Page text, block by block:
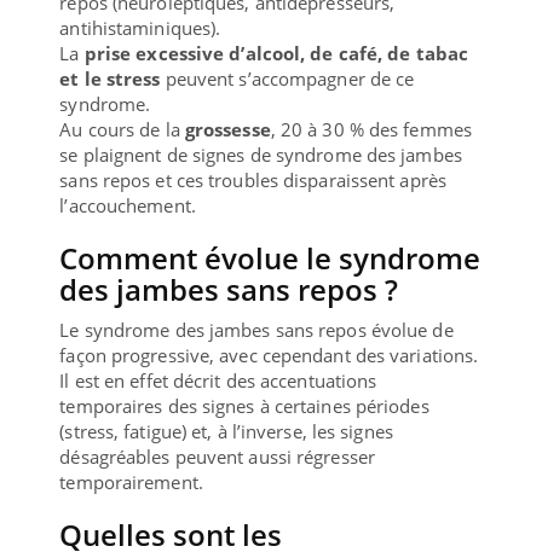
antihistaminiques).
La prise excessive d’alcool, de café, de tabac
et le stress peuvent s’accompagner de ce
syndrome.
Au cours de la grossesse, 20 à 30 % des femmes
se plaignent de signes de syndrome des jambes
sans repos et ces troubles disparaissent après
l’accouchement.
Comment évolue le syndrome
des jambes sans repos ?
Le syndrome des jambes sans repos évolue de
façon progressive, avec cependant des variations.
Il est en effet décrit des accentuations
temporaires des signes à certaines périodes
(stress, fatigue) et, à l’inverse, les signes
désagréables peuvent aussi régresser
temporairement.
Quelles sont les